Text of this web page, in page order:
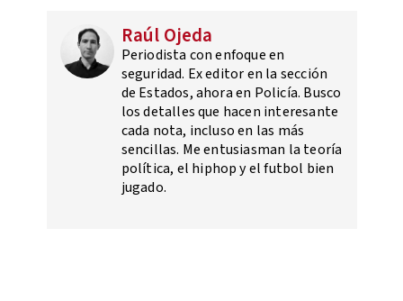
Raúl Ojeda
Periodista con enfoque en
seguridad. Ex editor en la sección
de Estados, ahora en Policía. Busco
los detalles que hacen interesante
cada nota, incluso en las más
sencillas. Me entusiasman la teoría
política, el hiphop y el futbol bien
jugado.